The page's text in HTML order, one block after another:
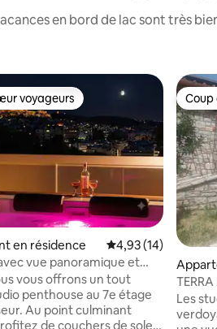
en bord de lac sont très
base de 86 commentaires : 4,99 sur 5
voyageurs
voyageurs
en résidence Évaluation
4,93 (14)
vue panoramique et
vous offrons un tout
penthouse au 7e étage
Au point culminant
de couchers de soleil
Les